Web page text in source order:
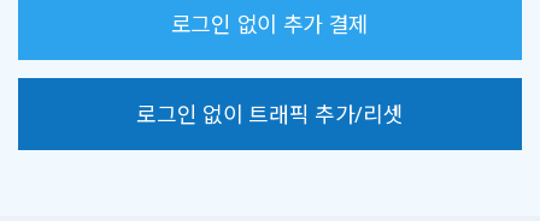
로그인 없이 추가 결제
로그인 없이 트래픽 추가/리셋